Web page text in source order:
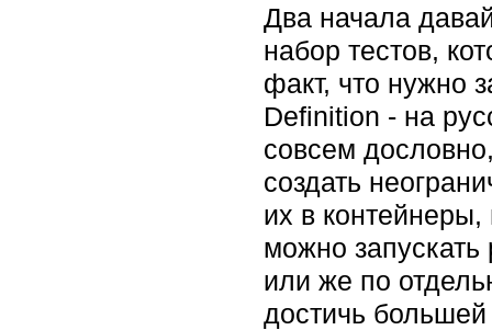
Два начала
набор тестов,
факт, что нужно
Definition - на
совсем
создать
их в
можно
или же по
достичь большей